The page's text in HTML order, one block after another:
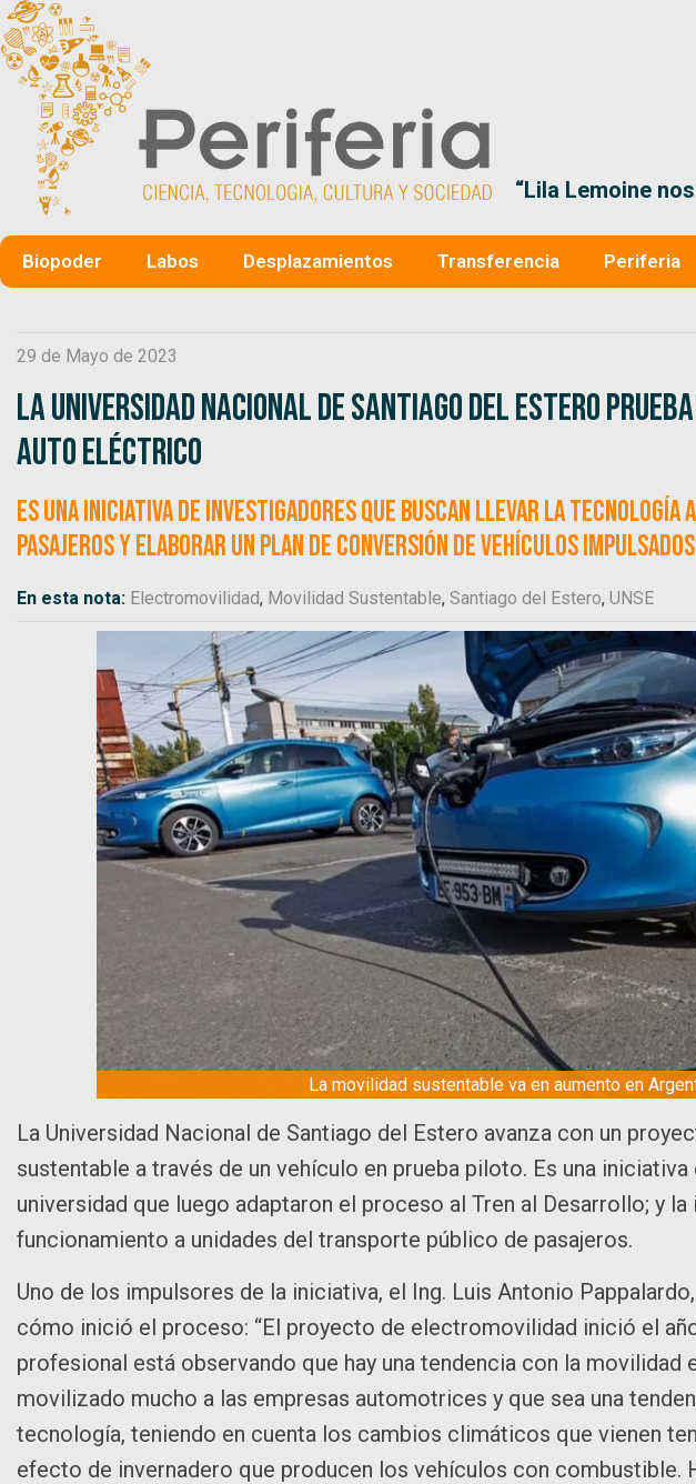
“Lila Lemoine
Biopoder Labos Desplazamientos Transferencia Periferia
29 de Mayo de 2023
La Universidad Nacional de Santiago del Estero
auto eléctrico
Es una iniciativa de investigadores que buscan llevar la
pasajeros y elaborar un plan de conversión de vehículos
En esta nota: Electromovilidad, Movilidad Sustentable, Santiago del Estero, UNSE
La movilidad sustentable va en aumento en
La Universidad Nacional de Santiago del Estero avanza con un
sustentable a través de un vehículo en prueba piloto. Es una
universidad que luego adaptaron el proceso al Tren al Desarrollo; y
funcionamiento a unidades del transporte público de pasajeros.
Uno de los impulsores de la iniciativa, el Ing. Luis Antonio
cómo inició el proceso: “El proyecto de electromovilidad inició el
profesional está observando que hay una tendencia con la movilidad
movilizado mucho a las empresas automotrices y que sea una
tecnología, teniendo en cuenta los cambios climáticos que vienen
efecto de invernadero que producen los vehículos con combustible.